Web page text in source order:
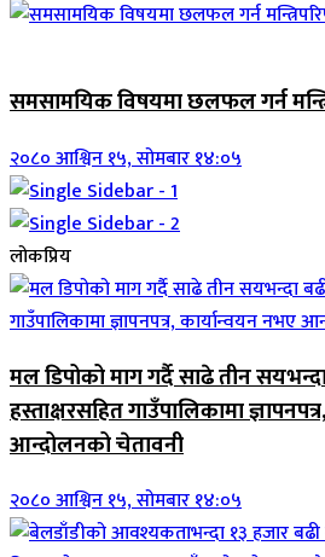
समसामयिक विषयमा छलफल गर्न
२०८० आश्विन १५, सोमबार १४:०५
लोकप्रिय
मल डिपोको माग गर्दै साढे तीन
हस्ताक्षरसहित गाउँपालिकामा
आन्दोलनको चेतावनी
२०८० आश्विन १५, सोमबार १४:०५